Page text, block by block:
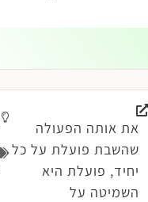
את אותה הפעולה
שהשבת פועלת על כל
יחיד, פועלת היא
השמיטה על